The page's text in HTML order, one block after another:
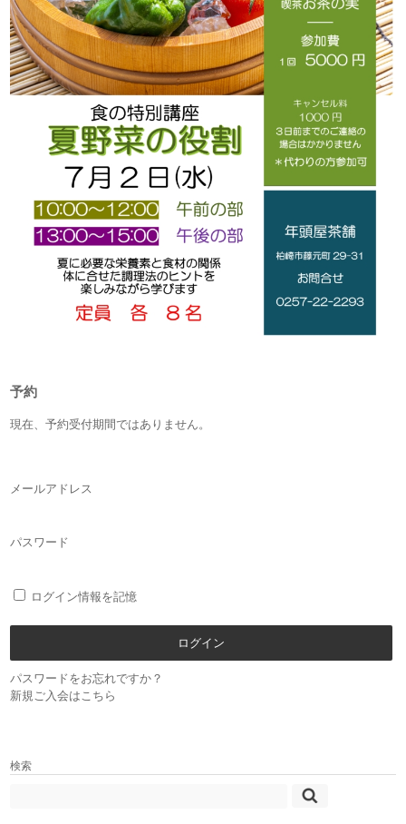
予約
現在、予約受付期間ではありません。
メールアドレス
パスワード
ログイン情報を記憶
パスワードをお忘れですか？
新規ご入会はこちら
検索